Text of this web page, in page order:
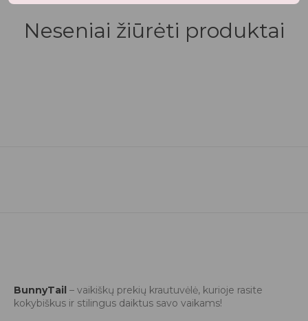
Neseniai žiūrėti produktai
BunnyTail – vaikiškų prekių krautuvėlė, kurioje rasite
kokybiškus ir stilingus daiktus savo vaikams!